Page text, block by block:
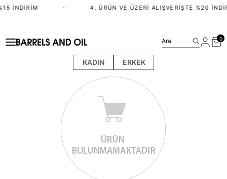
İNDIRIM • 4. ÜRÜN VE ÜZERI ALIŞVERIŞTE %20
KADIN ERKEK
Ara 0